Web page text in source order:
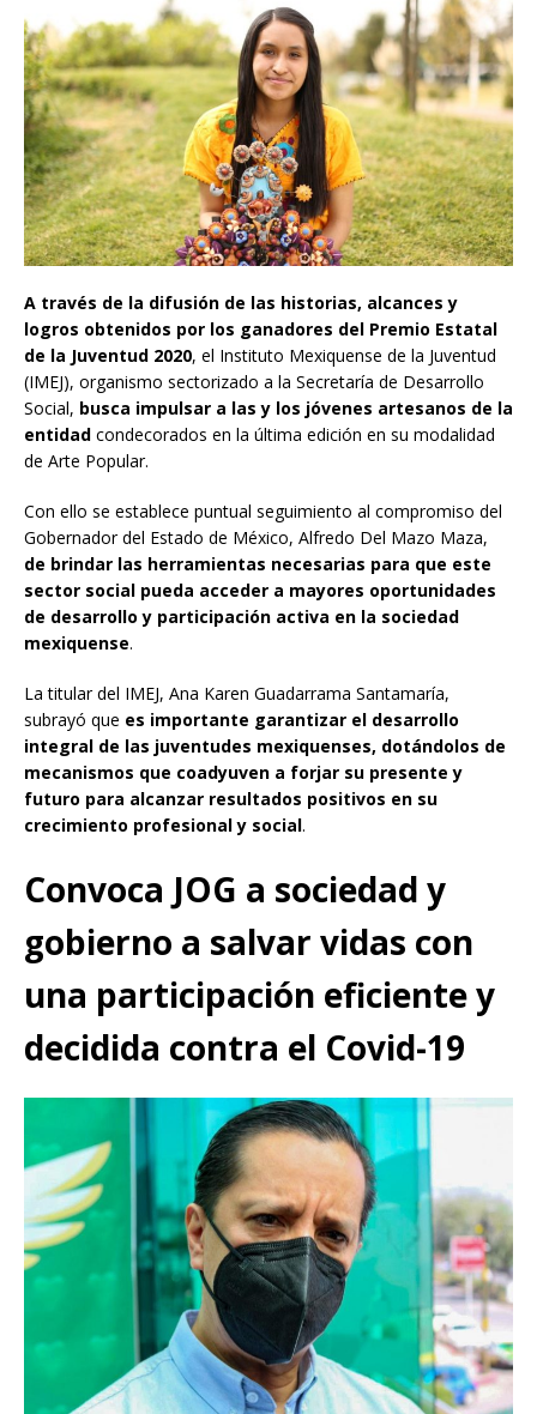
A través de la difusión de las historias, alcances y
logros obtenidos por los ganadores del Premio Estatal
de la Juventud 2020, el Instituto Mexiquense de la Juventud
(IMEJ), organismo sectorizado a la Secretaría de Desarrollo
Social, busca impulsar a las y los jóvenes artesanos de la
entidad condecorados en la última edición en su modalidad
de Arte Popular.
Con ello se establece puntual seguimiento al compromiso del
Gobernador del Estado de México, Alfredo Del Mazo Maza,
de brindar las herramientas necesarias para que este
sector social pueda acceder a mayores oportunidades
de desarrollo y participación activa en la sociedad
mexiquense.
La titular del IMEJ, Ana Karen Guadarrama Santamaría,
subrayó que es importante garantizar el desarrollo
integral de las juventudes mexiquenses, dotándolos de
mecanismos que coadyuven a forjar su presente y
futuro para alcanzar resultados positivos en su
crecimiento profesional y social.
Convoca JOG a sociedad y
gobierno a salvar vidas con
una participación eficiente y
decidida contra el Covid-19